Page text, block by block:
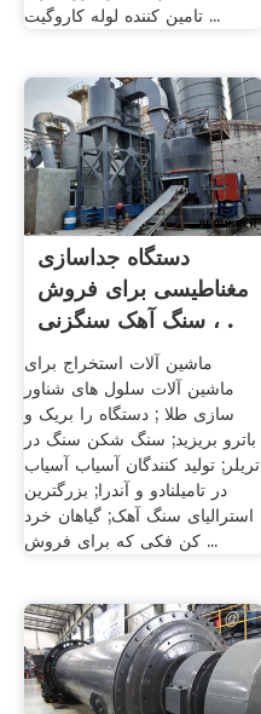
تامین کننده لوله کاروگیت ...
دستگاه جداسازی
مغناطیسی برای فروش
، سنگ آهک سنگزنی .
ماشین آلات استخراج برای
ماشین آلات سلول های شناور
سازی طلا ; دستگاه را بریک و
باترو بریزید; سنگ شکن سنگ در
تریلر; تولید کنندگان آسیاب آسیاب
در تامیلنادو و آندرا; بزرگترین
استرالیای سنگ آهک; گیاهان خرد
کن فکی که برای فروش ...